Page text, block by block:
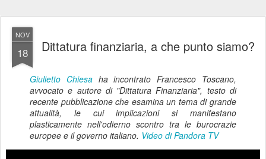
NOV
18 Dittatura finanziaria, a che punto siamo?
Giulietto Chiesaha incontrato Francesco Toscano,
avvocato e autore di "Dittatura Finanziaria", testo di
recente pubblicazione che esamina un tema di grande
attualità, le cui implicazioni si manifestano
plasticamente nell'odierno scontro tra le burocrazie
europee e il governo italiano. Video di Pandora TV